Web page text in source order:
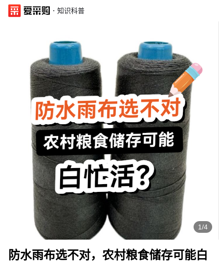
· 知识科普
1/4
防水雨布选不对，农村粮食储存可能白